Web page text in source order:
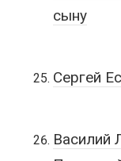
сыну
Сергей
Василий